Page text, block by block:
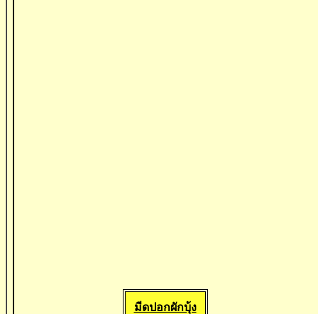
มีดปอกผักบุ้ง